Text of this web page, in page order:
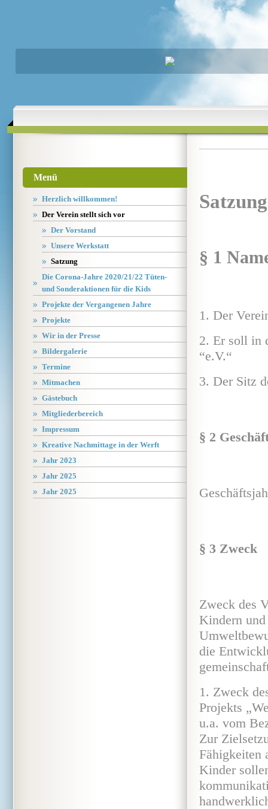
Menü
Herzlich willkommen!
Der Verein stellt sich vor
Der Vorstand
Unsere Werkstatt
Satzung
Die Corona-Jahre 2020/21/22 Tüten-
und Sonderaktionen für die Kids
Projekte der Vergangenen Jahre
Projekte
Wir in der Presse
Bildergalerie
Termine
Mitmachen
Gästebuch
Mitgliederbereich
Impressum
Kreative Nachmittage in der Werft
Jahr 2023
Jahr 2025
Jahr 2025
§ 1
1. Der
2. Er soll in
“e.V.“
3. Der Sitz
§ 2
§ 3 Zweck
Zweck des
Kindern
die
1. Zweck
Projekts
u.a. vom
Zur
Fähigkeiten
Kinder